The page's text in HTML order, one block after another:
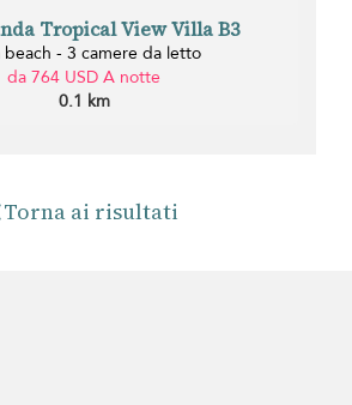
Tropical View Villa B3
beach - 3 camere da letto
da 764 USD A notte
0.1 km
Torna ai risultati